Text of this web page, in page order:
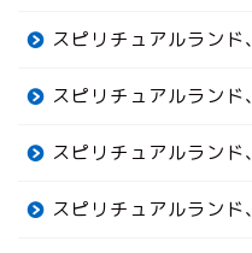
スピリチュアルランド
スピリチュアルランド
スピリチュアルランド
スピリチュアルランド